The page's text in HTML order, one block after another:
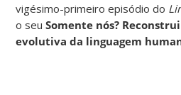
vigésimo-primeiro episódio do
o seuSomente nós?
evolutiva da linguagem